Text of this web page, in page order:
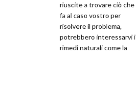
riuscite a trovare ciò che
fa al caso vostro per
risolvere il problema,
potrebbero interessarvi i
rimedi naturali come la